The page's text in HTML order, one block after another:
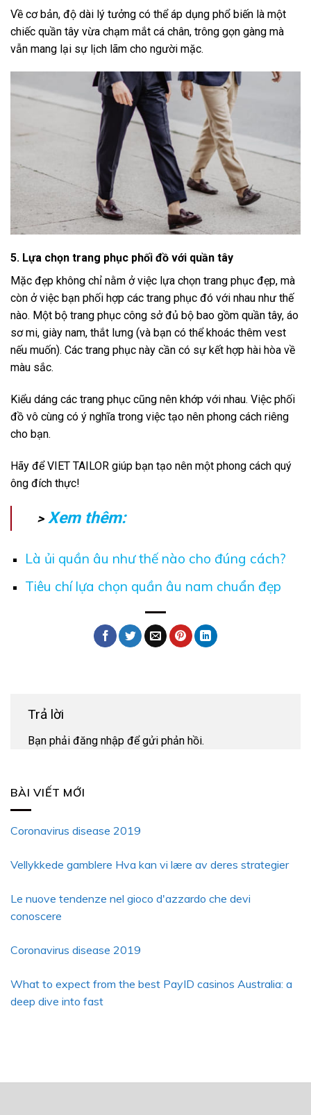
BÀI VIẾT MỚI
Coronavirus disease 2019
Vellykkede gamblere Hva kan vi lære av deres strategier
Le nuove tendenze nel gioco d'azzardo che devi
conoscere
Coronavirus disease 2019
What to expect from the best PayID casinos Australia: a
deep dive into fast
Về cơ bản, độ dài lý tưởng có thể áp dụng phổ biến là một
chiếc quần tây vừa chạm mắt cá chân, trông gọn gàng mà
vẫn mang lại sự lịch lãm cho người mặc.
5. Lựa chọn trang phục phối đồ với quần tây
Mặc đẹp không chỉ nằm ở việc lựa chọn trang phục đẹp, mà
còn ở việc bạn phối hợp các trang phục đó với nhau như thế
nào. Một bộ trang phục công sở đủ bộ bao gồm quần tây, áo
sơ mi, giày nam, thắt lưng (và bạn có thể khoác thêm vest
nếu muốn). Các trang phục này cần có sự kết hợp hài hòa về
màu sắc.
Kiểu dáng các trang phục cũng nên khớp với nhau. Việc phối
đồ vô cùng có ý nghĩa trong việc tạo nên phong cách riêng
cho bạn.
Hãy đểVIET TAILOR giúp bạn tạo nên một phong cách quý
ông đích thực!
>Xem thêm:
Là ủi quần âu như thế nào cho đúng cách?
Tiêu chí lựa chọn quần âu nam chuẩn đẹp
Trả lời
Bạn phải đăng nhập để gửi phản hồi.